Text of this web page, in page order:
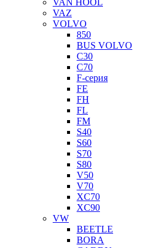
VAN HOOL
VAZ
VOLVO
850
BUS VOLVO
C30
C70
F-серия
FE
FH
FL
FM
S40
S60
S70
S80
V50
V70
XC70
XC90
VW
BEETLE
BORA